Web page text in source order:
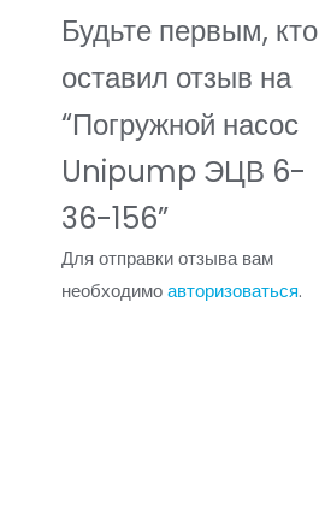
Будьте первым, кто
оставил отзыв на
“Погружной насос
Unipump ЭЦВ 6-
36-156”
Для отправки отзыва вам
необходимоавторизоваться.